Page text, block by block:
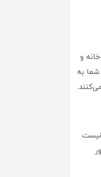
و
به
نیست